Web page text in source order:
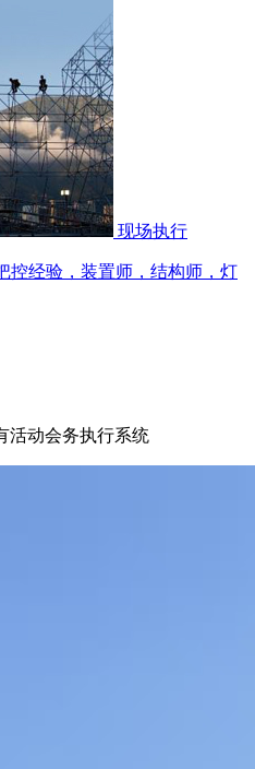
现场执行
控经验，装置师，结构师，灯
活动会务执行系统